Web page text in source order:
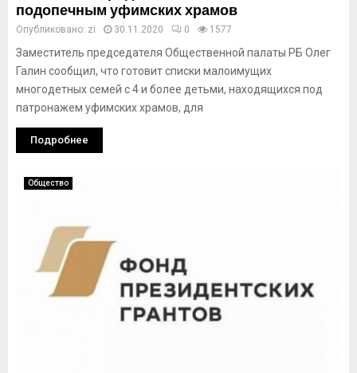
подопечным уфимских храмов
Опубликовано: zi 30.11.2020 0 1577
Заместитель председателя Общественной палаты РБ Олег
Галин сообщил, что готовит списки малоимущих
многодетных семей с 4 и более детьми, находящихся под
патронажем уфимских храмов, для
Подробнее
Общество